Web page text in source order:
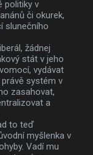
politiky v
či okurek,
slunečního
žádnej
stát v jeho
vydávat
systém v
zasahovat,
a
to teď
myšlenka v
Vadí mu